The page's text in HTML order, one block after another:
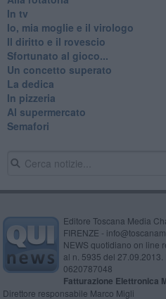
In tv
Io, mia moglie e il virologo
Il diritto e il rovescio
Sfortunato al gioco...
Un concetto superato
La dedica
In pizzeria
Al supermercato
Semafori
Editore Toscana Media
FIRENZE -
NEWS quotidiano on line
al n. 5935 del 27.09.2013.
0620787048
Fatturazione Elettronica
Direttore responsabile Marco Migli